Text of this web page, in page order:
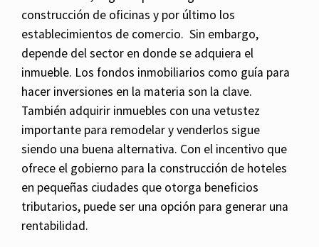
construcción de oficinas y por último los
establecimientos de comercio. Sin embargo,
depende del sector en donde se adquiera el
inmueble. Los fondos inmobiliarios como guía para
hacer inversiones en la materia son la clave.
También adquirir inmuebles con una vetustez
importante para remodelar y venderlos sigue
siendo una buena alternativa. Con el incentivo que
ofrece el gobierno para la construcción de hoteles
en pequeñas ciudades que otorga beneficios
tributarios, puede ser una opción para generar una
rentabilidad.